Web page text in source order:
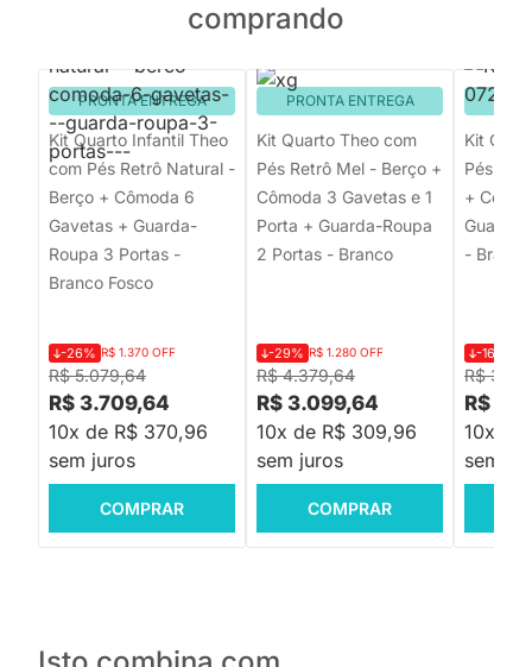
comprando
PRONTA ENTREGA
Kit Quarto Infantil Theo
com Pés Retrô Natural -
Berço + Cômoda 6
Gavetas + Guarda-
Roupa 3 Portas -
Branco Fosco
R$ 5.079,64
-26% R$ 1.370 OFF
R$ 3.709,64
10x de R$ 370,96
sem juros
COMPRAR
PRONTA ENTREGA
Kit Quarto Theo com
Pés Retrô Mel - Berço +
Cômoda 3 Gavetas e 1
Porta + Guarda-Roupa
2 Portas - Branco
R$ 4.379,64
-29% R$ 1.280 OFF
R$ 3.099,64
10x de R$ 309,96
sem juros
COMPRAR
Kit
Pés
+
- Branco
R$
-16%
R$
10x de
sem